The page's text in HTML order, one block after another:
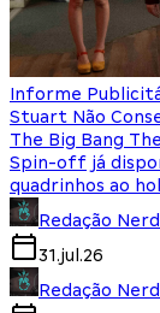
Informe
Stuart Não
The Big Bang
Spin-off já
quadrinhos ao
Redação
31.jul.26
Redação